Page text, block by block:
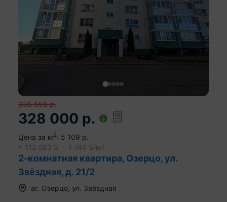
335 556 р.
328 000 р.
Цена за м2: 5 109 р.
≈ 112 083 $ 1 746 $/м 2
2-комнатная квартира, Озерцо, ул.
Звёздная, д. 21/2
аг. Озерцо ул. Звёздная